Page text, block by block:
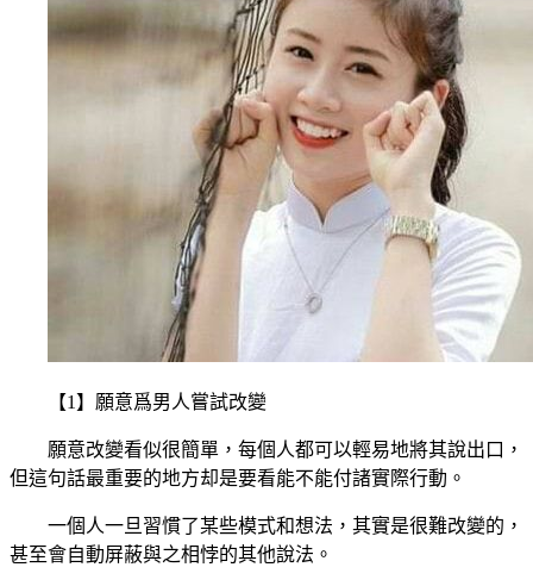
【1】願意爲男人嘗試改變
願意改變看似很簡單，每個人都可以輕易地將其說出口，
但這句話最重要的地方却是要看能不能付諸實際行動。
一個人一旦習慣了某些模式和想法，其實是很難改變的，
甚至會自動屏蔽與之相悖的其他說法。